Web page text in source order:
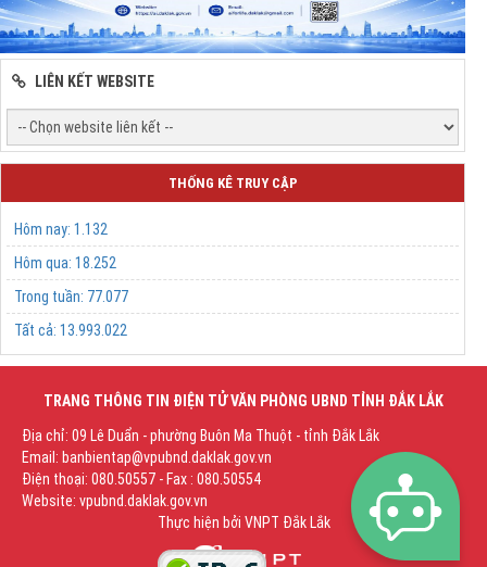
LIÊN KẾT WEBSITE
THỐNG KÊ TRUY CẬP
Hôm nay: 1.132
Hôm qua: 18.252
Trong tuần: 77.077
Tất cả: 13.993.022
TRANG THÔNG TIN ĐIỆN TỬ VĂN PHÒNG UBND TỈNH ĐẮK LẮK
Địa chỉ: 09 Lê Duẩn - phường Buôn Ma Thuột - tỉnh Đắk Lắk
Email: banbientap@vpubnd.daklak.gov.vn
Điện thoại: 080.50557 - Fax : 080.50554
Website: vpubnd.daklak.gov.vn
Thực hiện bởi VNPT Đắk Lắk